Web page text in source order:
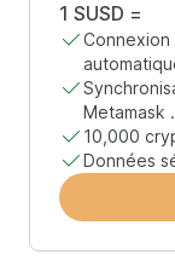
1 SUSD =
Connexion
Metamask
10,000
Données